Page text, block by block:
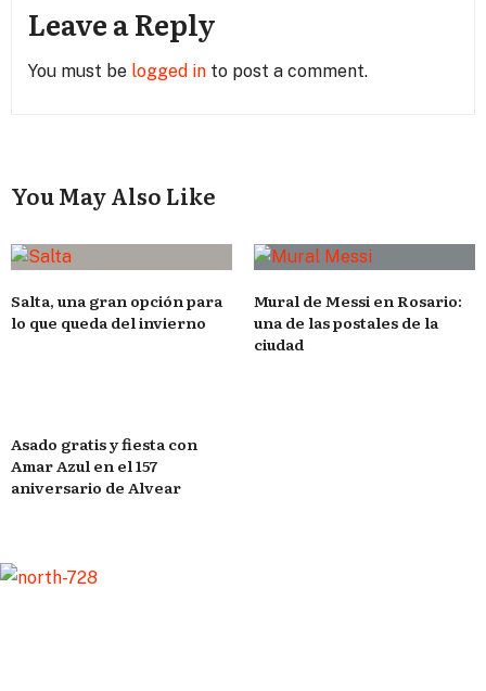
Leave a Reply
You must be logged in to post a comment.
You May Also Like
Salta, una gran opción para
lo que queda del invierno
Mural de Messi en Rosario:
una de las postales de la
ciudad
Asado gratis y fiesta con
Amar Azul en el 157
aniversario de Alvear